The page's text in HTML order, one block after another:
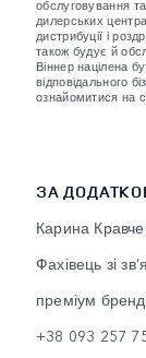
обслуговування
дилерських
дистрибуції і
також будує й
Віннер націлена
відповідального
ознайомитися на
ЗА
Карина
Фахівець зі
преміум
+38 093 257